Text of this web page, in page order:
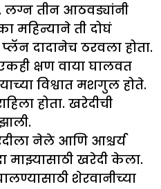
तीन आठवड्यांनी
महिन्याने ती दोघं
दादानेच ठरवला होता.
क्षण वाया घालवत
विश्वात मशगुल होते.
होता. खरेदीची
नेले आणि आश्चर्य
माझ्यासाठी खरेदी केला.
शेरवानीच्या